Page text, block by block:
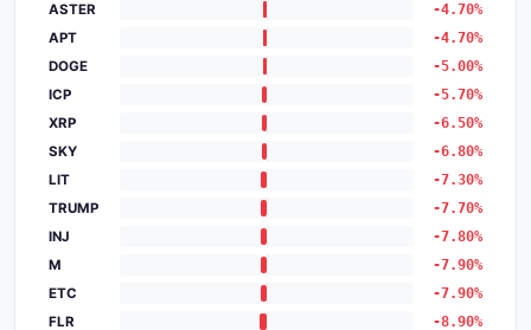
ASTER
-4.70%
APT
-4.70%
DOGE
-5.00%
ICP
-5.70%
XRP
-6.50%
SKY
-6.80%
LIT
-7.30%
TRUMP
-7.70%
INJ
-7.80%
M
-7.90%
ETC
-7.90%
FLR
-8.90%